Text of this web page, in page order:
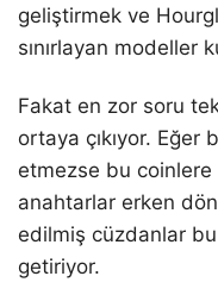
geliştirmek ve
sınırlayan modeller
Fakat en zor soru
ortaya çıkıyor. Eğer
etmezse bu coinlere
anahtarlar erken
edilmiş cüzdanlar
getiriyor.